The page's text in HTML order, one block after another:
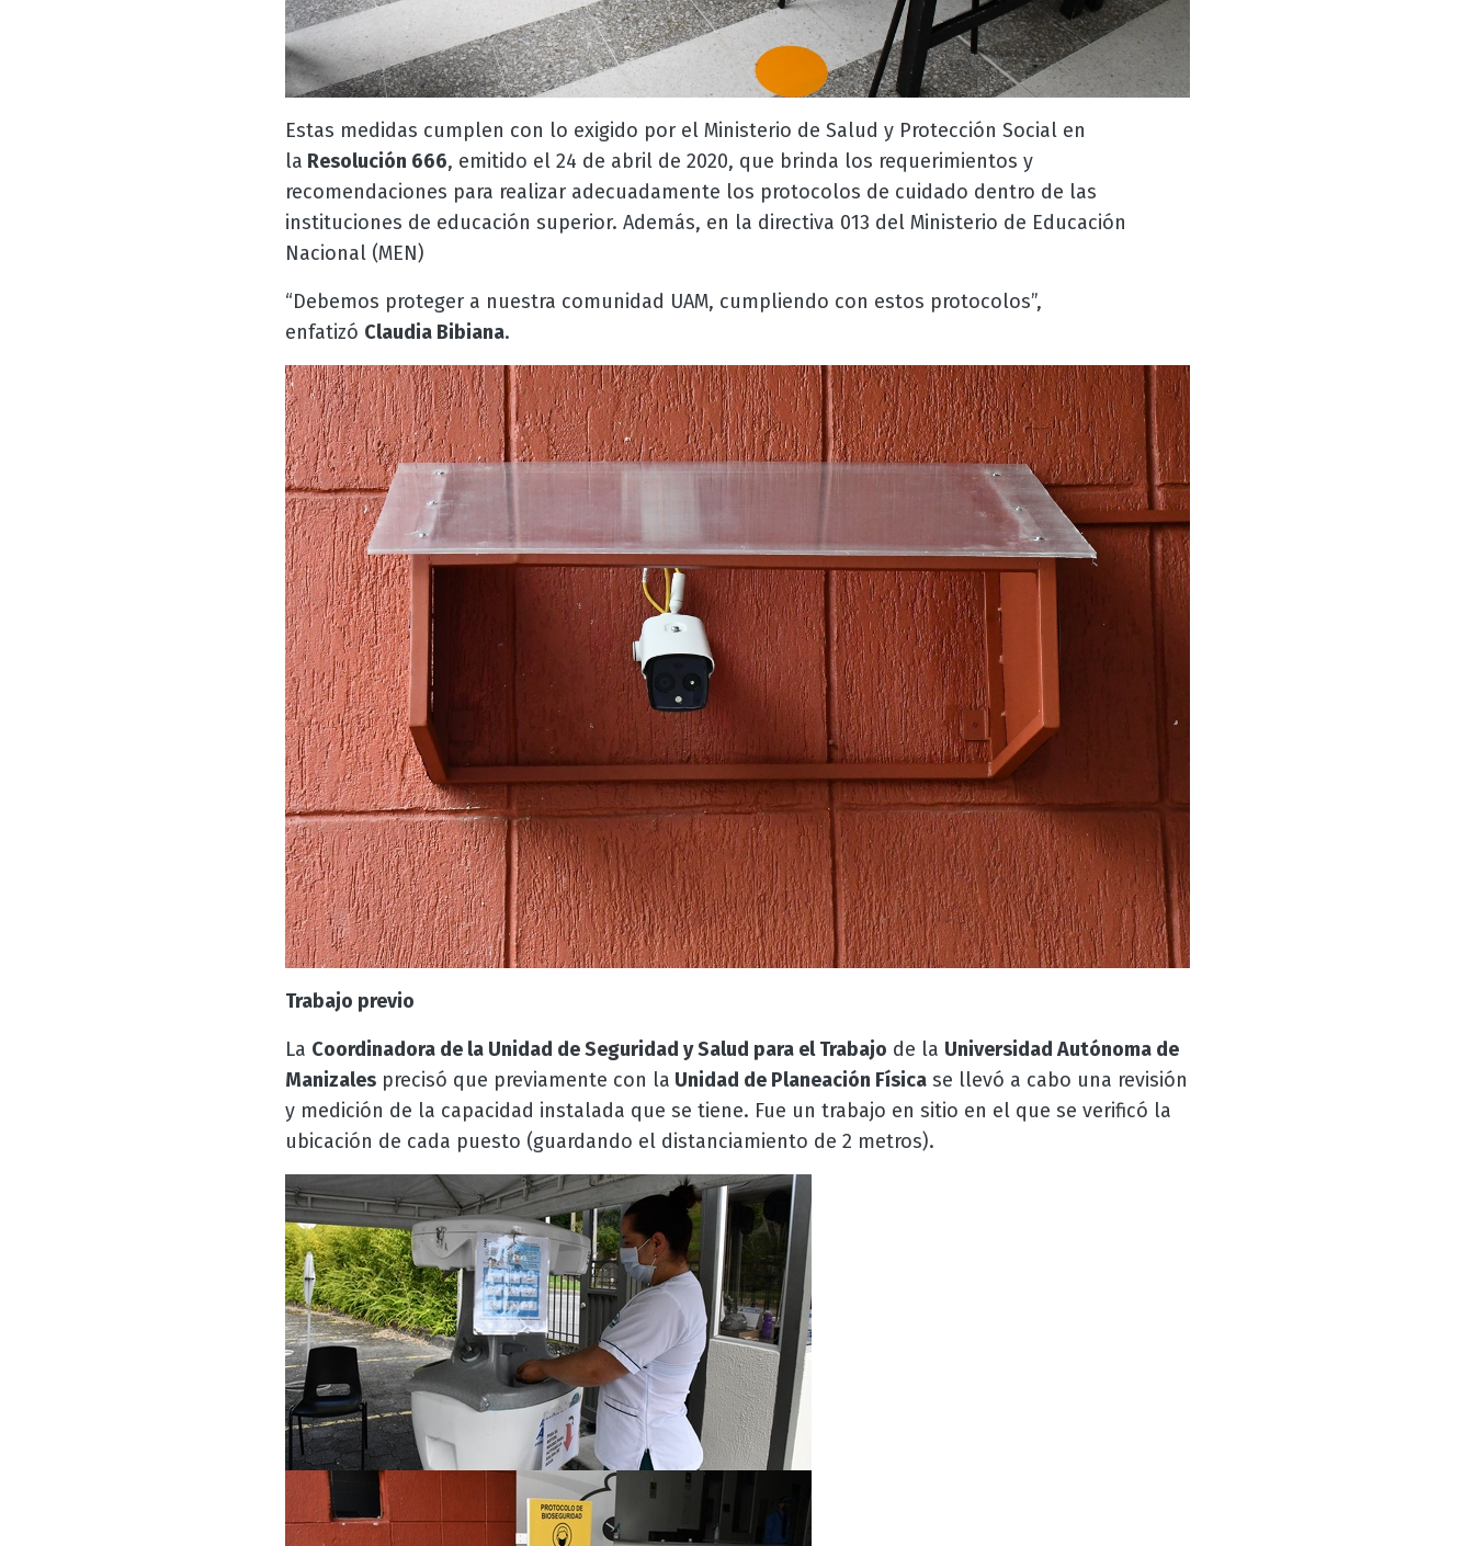
Estas medidas cumplen con lo exigido por el Ministerio de Salud y Protección Social en
la Resolución 666, emitido el 24 de abril de 2020, que brinda los requerimientos y
recomendaciones para realizar adecuadamente los protocolos de cuidado dentro de las
instituciones de educación superior. Además, en la directiva 013 del Ministerio de Educación
Nacional (MEN)
“Debemos proteger a nuestra comunidad UAM, cumpliendo con estos protocolos”,
enfatizó Claudia Bibiana.
Trabajo previo
La Coordinadora de la Unidad de Seguridad y Salud para el Trabajo de la Universidad Autónoma de
Manizalesprecisó que previamente con la Unidad de Planeación Físicase llevó a cabo una revisión
y medición de la capacidad instalada que se tiene. Fue un trabajo en sitio en el que se verificó la
ubicación de cada puesto (guardando el distanciamiento de 2 metros).